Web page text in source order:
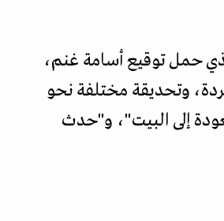
ومجد" الذي حمل توقيع أسامة غنم،
وتحديقة مختلفة نحو
إلى البيت"، و"حدث